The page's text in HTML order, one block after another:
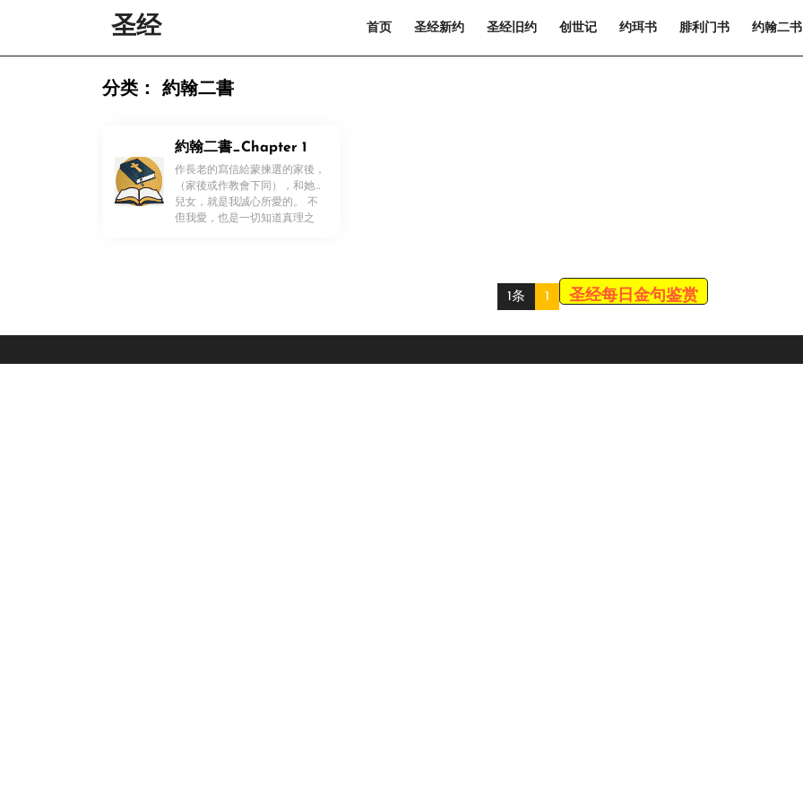
圣经 首页 圣经新约 圣经旧约 创世记 约珥书 腓利门书 约翰二书
分类： 約翰二書
約翰二書_Chapter 1
作長老的寫信給蒙揀選的家後，
（家後或作教會下同），和她的
兒女，就是我誠心所愛的。 不
但我愛，也是一切知道真理之
！
1条 1 圣经每日金句鉴赏